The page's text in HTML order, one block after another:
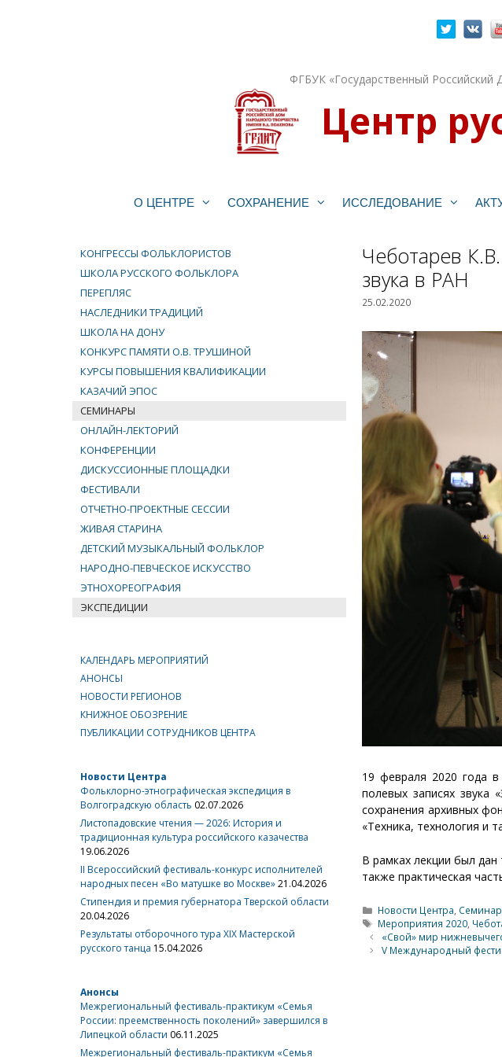
ФГБУК «Государственный
Центр
О ЦЕНТРЕ СОХРАНЕНИЕ ИССЛЕДОВАНИЕ
Чеботарев
звука в РАН
25.02.2020
19 февраля 2020 года
полевых записях звука
сохранения архивных
«Техника, технология и
В рамках лекции был дан
также практическая
Рубрики
Новости Центра
Метки
Мероприятия 2020
«Свой» мир
V Международный
КОНГРЕССЫ ФОЛЬКЛОРИСТОВ
ШКОЛА РУССКОГО ФОЛЬКЛОРА
ПЕРЕПЛЯС
НАСЛЕДНИКИ ТРАДИЦИЙ
ШКОЛА НА ДОНУ
КОНКУРС ПАМЯТИ О.В. ТРУШИНОЙ
КУРСЫ ПОВЫШЕНИЯ КВАЛИФИКАЦИИ
КАЗАЧИЙ ЭПОС
СЕМИНАРЫ
ОНЛАЙН-ЛЕКТОРИЙ
КОНФЕРЕНЦИИ
ДИСКУССИОННЫЕ ПЛОЩАДКИ
ФЕСТИВАЛИ
ОТЧЕТНО-ПРОЕКТНЫЕ СЕССИИ
ЖИВАЯ СТАРИНА
ДЕТСКИЙ МУЗЫКАЛЬНЫЙ ФОЛЬКЛОР
НАРОДНО-ПЕВЧЕСКОЕ ИСКУССТВО
ЭТНОХОРЕОГРАФИЯ
ЭКСПЕДИЦИИ
КАЛЕНДАРЬ МЕРОПРИЯТИЙ
АНОНСЫ
НОВОСТИ РЕГИОНОВ
КНИЖНОЕ ОБОЗРЕНИЕ
ПУБЛИКАЦИИ СОТРУДНИКОВ ЦЕНТРА
Новости Центра
Фольклорно-этнографическая экспедиция в
Волгоградскую область 02.07.2026
Листопадовские чтения — 2026: История и
традиционная культура российского казачества
19.06.2026
II Всероссийский фестиваль-конкурс исполнителей
народных песен «Во матушке во Москве»21.04.2026
Стипендия и премия губернатора Тверской области
20.04.2026
Результаты отборочного тура XIX Мастерской
русского танца 15.04.2026
Анонсы
Межрегиональный фестиваль-практикум «Семья
России: преемственность поколений» завершился в
Липецкой области 06.11.2025
Межрегиональный фестиваль-практикум «Семья